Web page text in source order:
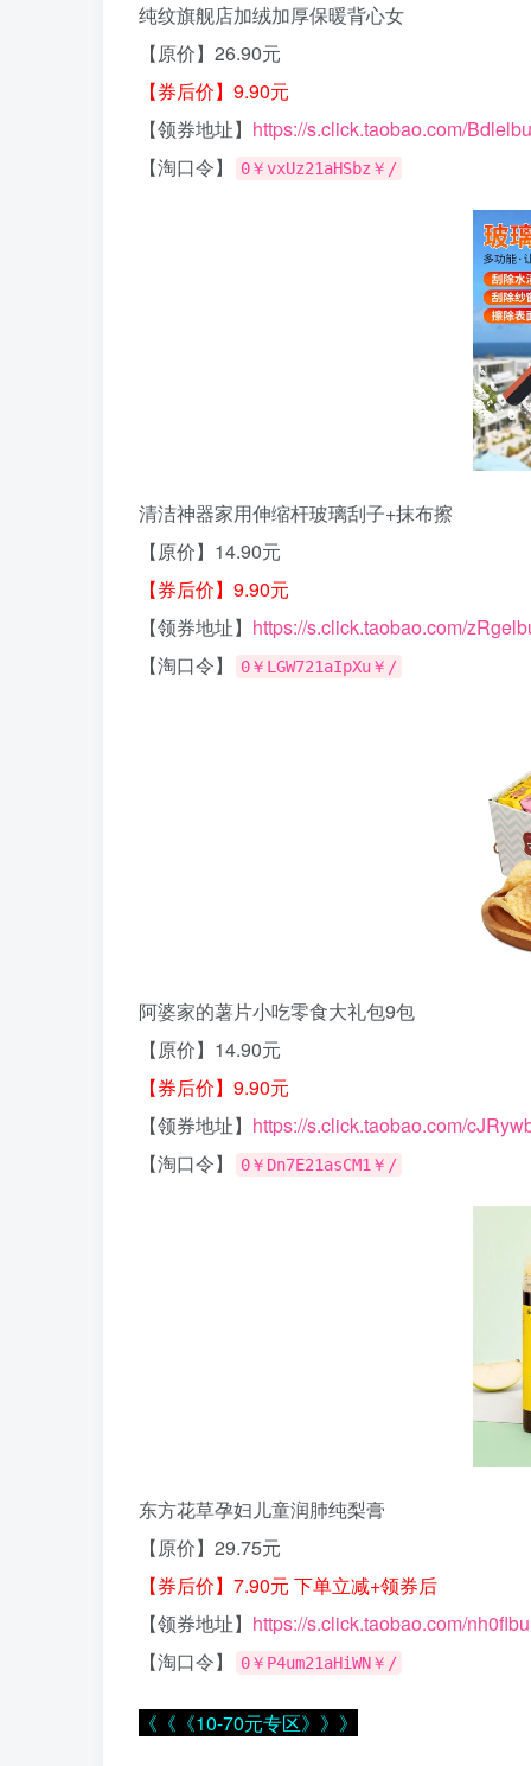
纯纹旗舰店加绒加厚保暖背心女
【原价】26.90元
【券后价】9.90元
【领券地址】 https://s.click.taobao.com/Bdlelbu
【淘口令】
0￥vxUz21aHSbz￥/
清洁神器家用伸缩杆玻璃刮子+抹布擦
【原价】14.90元
【券后价】9.90元
【领券地址】 https://s.click.taobao.com/
【淘口令】
0￥LGW721aIpXu￥/
阿婆家的薯片小吃零食大礼包9包
【原价】14.90元
【券后价】9.90元
【领券地址】 https://s.click.taobao.com/
【淘口令】
0￥Dn7E21asCM1￥/
东方花草孕妇儿童润肺纯梨膏
【原价】29.75元
【券后价】7.90元 下单立减+领券后
【领券地址】 https://s.click.taobao.com/nh0flbu
【淘口令】
0￥P4um21aHiWN￥/
《《《10-70元专区》》》